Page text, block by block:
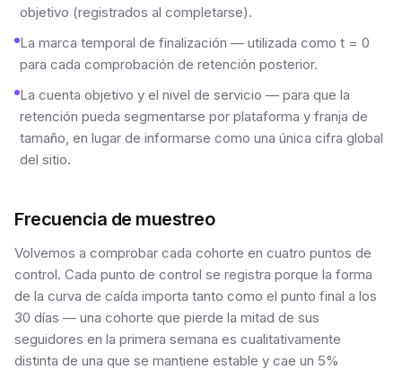
objetivo (registrados al completarse).
La marca temporal de finalización — utilizada como t = 0
para cada comprobación de retención posterior.
La cuenta objetivo y el nivel de servicio — para que la
retención pueda segmentarse por plataforma y franja de
tamaño, en lugar de informarse como una única cifra global
del sitio.
Frecuencia de muestreo
Volvemos a comprobar cada cohorte en cuatro puntos de
control. Cada punto de control se registra porque la forma
de la curva de caída importa tanto como el punto final a los
30 días — una cohorte que pierde la mitad de sus
seguidores en la primera semana es cualitativamente
distinta de una que se mantiene estable y cae un 5%